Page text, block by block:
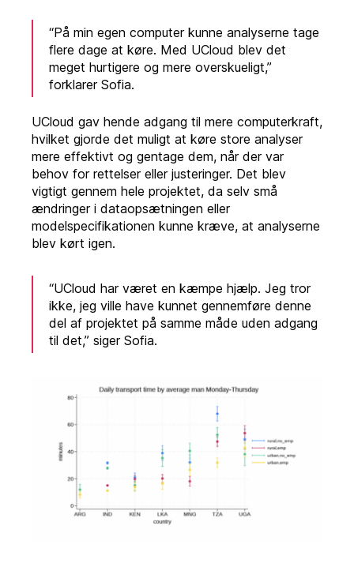
“På min egen computer kunne analyserne tage
flere dage at køre. Med UCloud blev det
meget hurtigere og mere overskueligt,”
forklarer Sofia.
UCloud gav hende adgang til mere computerkraft,
hvilket gjorde det muligt at køre store analyser
mere effektivt og gentage dem, når der var
behov for rettelser eller justeringer. Det blev
vigtigt gennem hele projektet, da selv små
ændringer i dataopsætningen eller
modelspecifikationen kunne kræve, at analyserne
blev kørt igen.
“UCloud har været en kæmpe hjælp. Jeg tror
ikke, jeg ville have kunnet gennemføre denne
del af projektet på samme måde uden adgang
til det,” siger Sofia.